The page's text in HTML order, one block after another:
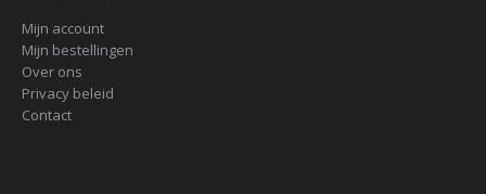
Mijn account
Mijn bestellingen
Over ons
Privacy beleid
Contact